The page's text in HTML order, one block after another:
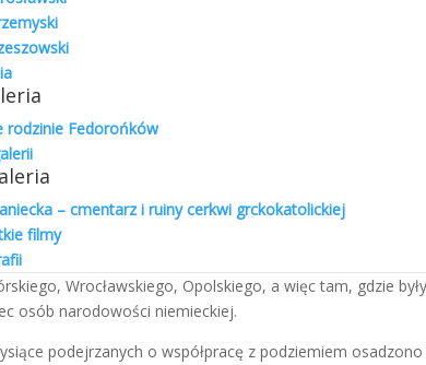
rodzinie Fedorońków
– cmentarz i ruiny cerkwi grckokatolickiej
filmy
ramach tej Akcji wysiedlona na Ziemie Zachodnie i
ludności ukraińskiej, która jeszcze pozostała w
Komitetu Centralnego Polskiej Partii Robotniczej, która
politycznie. Była to akcja wybitnie dyskryminująca
likwidacji podziemia ukraińskiego było tylko
niepolskiej. Siły UPA były wówczas niewielkie na
przeciwko którym wysłano wówczas około 20 tysięcy
objęła wtedy ok. 150 tysięcy obywateli polskich,
więc wysiedlano wiernych należących do obrządku
głównie na terenie ówczesnych województw
Wrocławskiego, Opolskiego, a więc tam, gdzie
osób narodowości niemieckiej.
podejrzanych o współpracę z podziemiem